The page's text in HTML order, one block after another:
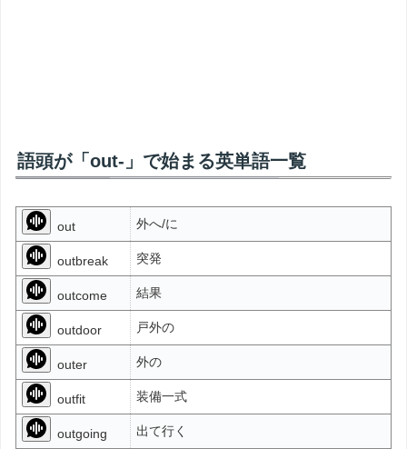
語頭が「out-」で始まる英単語一覧
out 外へ/に
outbreak 突発
outcome 結果
outdoor 戸外の
outer 外の
outfit 装備一式
outgoing 出て行く